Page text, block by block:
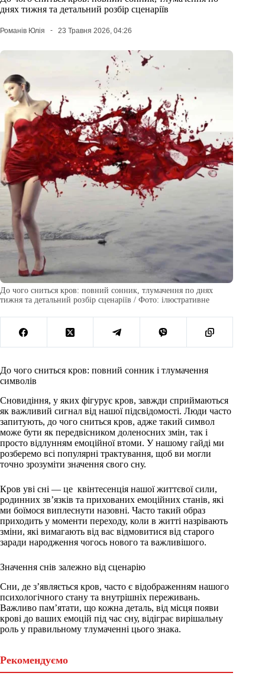
днях тижня та детальний розбір сценаріїв
Романів Юлія 23 Травня 2026, 04:26
До чого сниться кров: повний сонник, тлумачення по днях
тижня та детальний розбір сценаріїв / Фото: ілюстративне
До чого сниться кров: повний сонник і тлумачення
символів
Сновидіння, у яких фігурує кров, завжди сприймаються
як важливий сигнал від нашої підсвідомості. Люди часто
запитують, до чого сниться кров, адже такий символ
може бути як передвісником доленосних змін, так і
просто відлунням емоційної втоми. У нашому гайді ми
розберемо всі популярні трактування, щоб ви могли
точно зрозуміти значення свого сну.
Кров уві сні — це квінтесенція нашої життєвої сили,
родинних зв’язків та прихованих емоційних станів, які
ми боїмося виплеснути назовні. Часто такий образ
приходить у моменти переходу, коли в житті назрівають
зміни, які вимагають від вас відмовитися від старого
заради народження чогось нового та важливішого.
Значення снів залежно від сценарію
Сни, де з’являється кров, часто є відображенням нашого
психологічного стану та внутрішніх переживань.
Важливо пам’ятати, що кожна деталь, від місця появи
крові до ваших емоцій під час сну, відіграє вирішальну
роль у правильному тлумаченні цього знака.
Рекомендуємо